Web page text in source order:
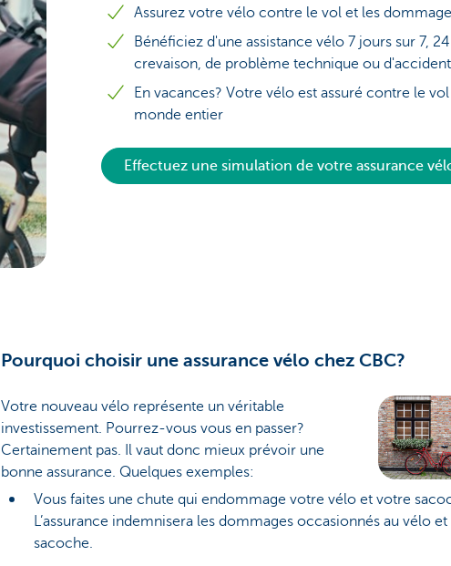
Assurez votre vélo contre le vol et les
Bénéficiez d'une assistance vélo 7 jours sur 7,
crevaison, de problème technique ou d'accident
En vacances? Votre vélo est assuré contre le
monde entier
Effectuez une simulation de votre assurance
Pourquoi choisir une assurance vélo chez CBC?
Votre nouveau vélo représente un véritable
investissement. Pourrez-vous vous en passer?
Certainement pas. Il vaut donc mieux prévoir une
bonne assurance. Quelques exemples:
Vous faites une chute qui endommage votre vélo et votre
L’assurance indemnisera les dommages occasionnés au vélo et
sacoche.